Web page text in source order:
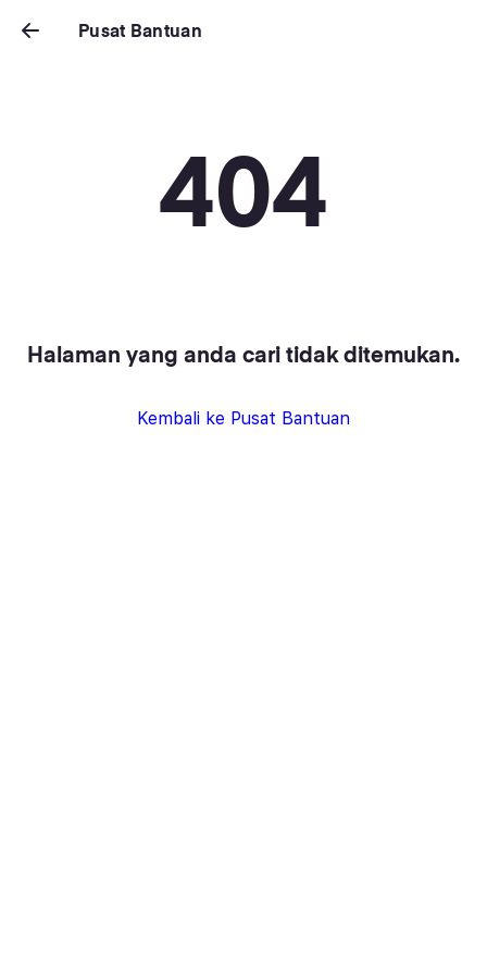
Pusat Bantuan
404
Halaman yang anda cari tidak ditemukan.
Kembali ke Pusat Bantuan